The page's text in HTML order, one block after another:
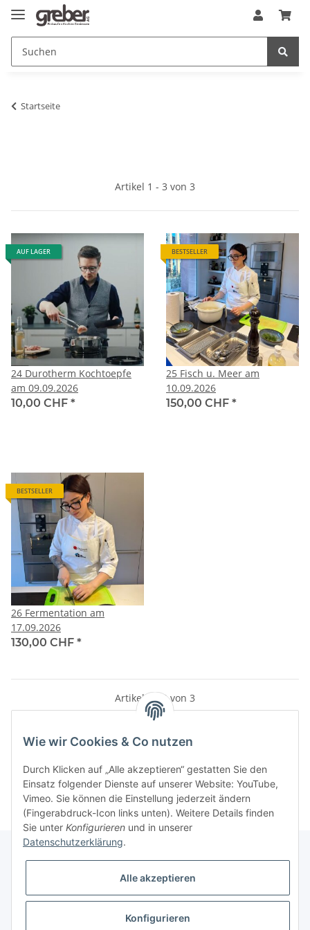
Startseite
Artikel 1 - 3 von 3
AUF LAGER
24 Durotherm Kochtoepfe
am 09.09.2026
10,00 CHF *
BESTSELLER
25 Fisch u. Meer am
10.09.2026
150,00 CHF *
BESTSELLER
26 Fermentation am
17.09.2026
130,00 CHF *
Artikel 1 - 3 von 3
Kategorien
Gesetzliche Informationen
Wie wir Cookies & Co nutzen
Durch Klicken auf „Alle akzeptieren“ gestatten Sie den
Einsatz folgender Dienste auf unserer Website: YouTube,
Vimeo. Sie können die Einstellung jederzeit ändern
(Fingerabdruck-Icon links unten). Weitere Details finden
Sie unter Konfigurieren und in unserer
Datenschutzerklärung.
Alle akzeptieren
Konfigurieren